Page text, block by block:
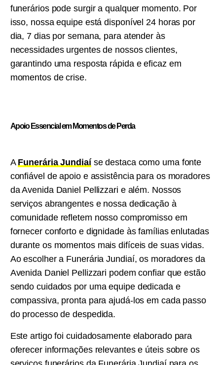
funerários pode surgir a qualquer momento. Por
isso, nossa equipe está disponível 24 horas por
dia, 7 dias por semana, para atender às
necessidades urgentes de nossos clientes,
garantindo uma resposta rápida e eficaz em
momentos de crise.
Apoio Essencial em Momentos de Perda
A Funerária Jundiaíse destaca como uma fonte
confiável de apoio e assistência para os moradores
da Avenida Daniel Pellizzari e além. Nossos
serviços abrangentes e nossa dedicação à
comunidade refletem nosso compromisso em
fornecer conforto e dignidade às famílias enlutadas
durante os momentos mais difíceis de suas vidas.
Ao escolher a Funerária Jundiaí, os moradores da
Avenida Daniel Pellizzari podem confiar que estão
sendo cuidados por uma equipe dedicada e
compassiva, pronta para ajudá-los em cada passo
do processo de despedida.
Este artigo foi cuidadosamente elaborado para
oferecer informações relevantes e úteis sobre os